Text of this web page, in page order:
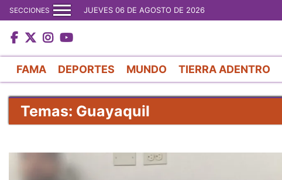
SECCIONES JUEVES 06 DE AGOSTO DE 2026
FAMA DEPORTES MUNDO TIERRA ADENTRO
Temas: Guayaquil